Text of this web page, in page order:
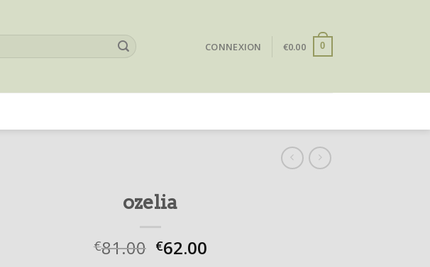
CONNEXION €0.00 0
ozelia
€81.00 €62.00